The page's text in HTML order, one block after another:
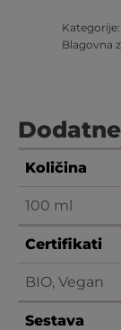
Kategorije:
Blagovna
Količina
100 ml
Certifikati
BIO, Vegan
Sestava